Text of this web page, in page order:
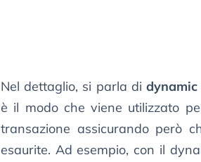
Nel dettaglio, si parla di
è il modo che viene utilizzato
transazione assicurando però
esaurite. Ad esempio, con il